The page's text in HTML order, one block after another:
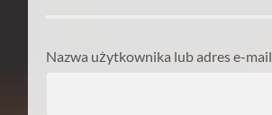
Nazwa użytkownika lub adres e-mail